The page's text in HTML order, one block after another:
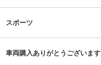
スポーツ
車両購入ありがとうございます